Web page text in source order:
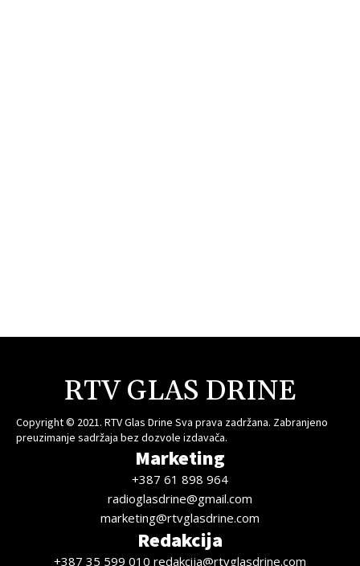
RTV GLAS DRINE
Copyright © 2021. RTV Glas Drine Sva prava zadržana. Zabranjeno
preuzimanje sadržaja bez dozvole izdavača.
Marketing
+387 61 898 964
radioglasdrine@gmail.com
marketing@rtvglasdrine.com
Redakcija
+387 35 599 010 redakcija@rtvglasdrine.com